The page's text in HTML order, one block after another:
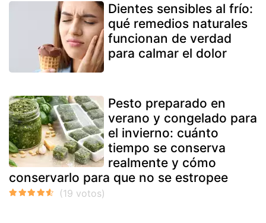
Dientes sensibles al frío:
qué remedios naturales
funcionan de verdad
para calmar el dolor
Pesto preparado en
verano y congelado para
el invierno: cuánto
tiempo se conserva
realmente y cómo
conservarlo para que no se estropee